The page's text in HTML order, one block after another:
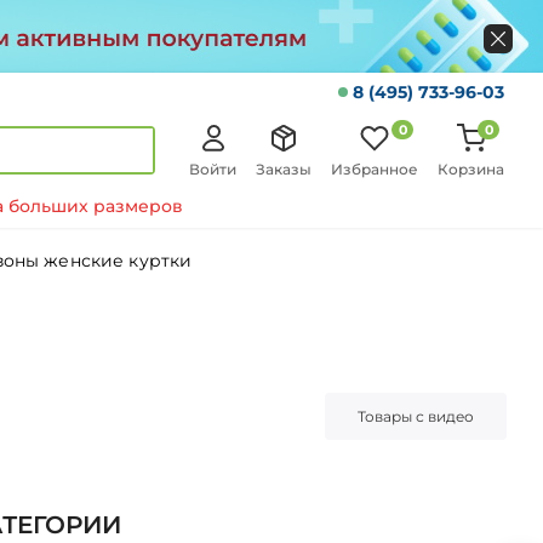
8 (495) 733-96-03
Войти Заказы Избранное
0
Корзина
0
больших размеров
женские куртки
Товары с видео